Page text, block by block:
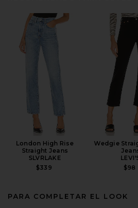
EAVES Jodi Classic Suiting
Cropped Pant in Black
PRECIO ANTERIOR:
London High Rise
Straight Jeans
SLVRLAKE
$339
Wedgie
$98
PARA COMPLETAR EL LOOK